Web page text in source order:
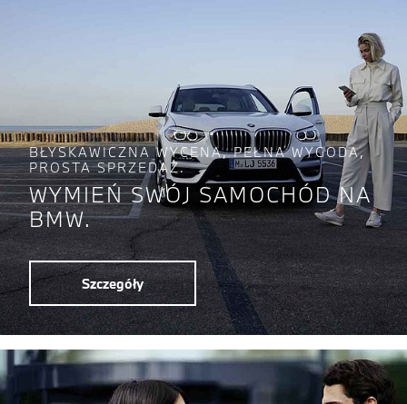
BŁYSKAWICZNA WYCENA, PEŁNA WYGODA,
PROSTA SPRZEDAŻ.
WYMIEŃ SWÓJ SAMOCHÓD NA
BMW.
Szczegóły